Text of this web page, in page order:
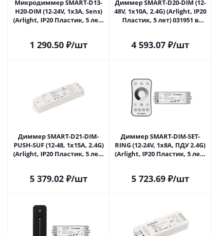
Микродиммер SMART-D13-
H20-DIM (12-24V, 1x3A, Sens)
(Arlight, IP20 Пластик, 5 лет)
1 290.50₽/шт
Диммер SMART-D20-DIM (12-
48V, 1x10A, 2.4G) (Arlight, IP20
Пластик, 5 лет) 031951 в
4 593.07₽/шт
Диммер SMART-D21-DIM-
PUSH-SUF (12-48, 1x15A, 2.4G)
(Arlight, IP20 Пластик, 5 лет)
5 379.02₽/шт
Диммер SMART-DIM-SET-
RING (12-24V, 1x8A, ПДУ 2.4G)
(Arlight, IP20 Пластик, 5 лет)
5 723.69₽/шт